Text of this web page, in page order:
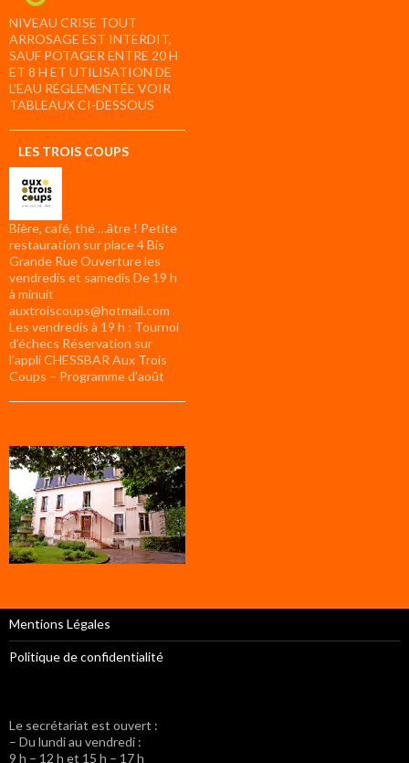
NIVEAU CRISE TOUT
ARROSAGE EST INTERDIT,
SAUF POTAGER ENTRE 20 H
ET 8 H ET UTILISATION DE
L’EAU RÉGLEMENTÉE VOIR
TABLEAUX CI-DESSOUS
LES TROIS COUPS
Bière, café, thé …âtre ! Petite
restauration sur place 4 Bis
Grande Rue Ouverture les
vendredis et samedis De 19 h
à minuit
auxtroiscoups@hotmail.com
Les vendredis à 19 h : Tournoi
d’échecs Réservation sur
l’appli CHESSBAR Aux Trois
Coups – Programme d’août
Mentions Légales
Politique de confidentialité
Le secrétariat est ouvert :
– Du lundi au vendredi :
9 h – 12 h et 15 h – 17 h